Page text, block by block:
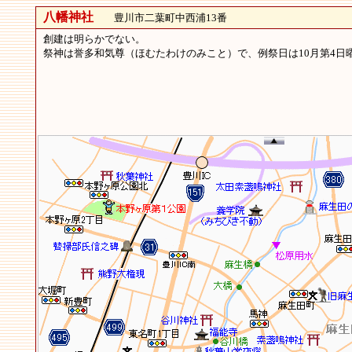
八幡神社豊川市二葉町中西浦13番
創建は明らかでない。
祭神は誉多和気尊（ほむたわけのみこと）で、例祭日は10月第4日